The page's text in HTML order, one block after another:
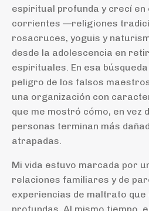
espiritual profunda y crecí
corrientes —religiones
rosacruces, yoguis y
desde la adolescencia en
espirituales. En esa
peligro de los falsos
una organización con
que me mostró cómo, en vez
personas terminan más
atrapadas.
Mi vida estuvo marcada por
relaciones familiares y de
experiencias de maltrato que
profundas. Al mismo tiempo,